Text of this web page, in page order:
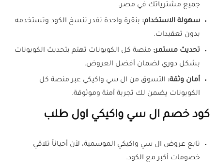
جميع مشترياتك في مصر.
سهولة الاستخدام: بنقرة واحدة تقدر تنسخ الكود وتستخدمه
بدون تعقيدات.
تحديث مستمر: منصة كل الكوبونات تهتم بتحديث الكوبونات
بشكل دوري لضمان أفضل العروض.
أمان وثقة: التسوق من ال سي واكيكي عبر منصة كل
الكوبونات يضمن لك تجربة آمنة وموثوقة.
كود خصم ال سي واكيكي اول طلب
تابع عروض ال سي واكيكي الموسمية، لأن أحياناً تلاقي
خصومات أكبر مع الكود.